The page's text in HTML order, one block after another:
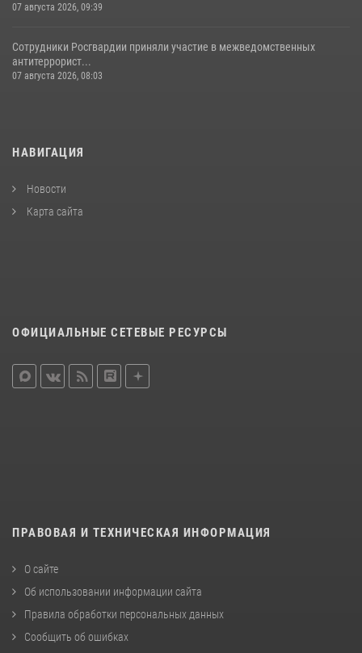
07 августа 2026, 09:39
Сотрудники Росгвардии приняли участие в межведомственных
антитеррорист...
07 августа 2026, 08:03
НАВИГАЦИЯ
Новости
Карта сайта
ОФИЦИАЛЬНЫЕ СЕТЕВЫЕ РЕСУРСЫ
ПРАВОВАЯ И ТЕХНИЧЕСКАЯ ИНФОРМАЦИЯ
О сайте
Об использовании информации сайта
Правила обработки персональных данных
Сообщить об ошибках